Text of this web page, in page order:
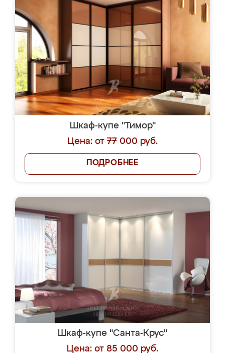
Шкаф-купе "Тимор"
Цена: от 77 000 руб.
ПОДРОБНЕЕ
Шкаф-купе "Санта-Крус"
Цена: от 85 000 руб.